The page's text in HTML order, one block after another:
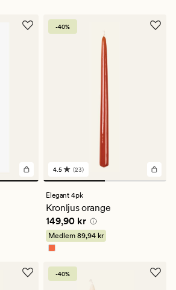
-40%
23
omdömen
med
ett
genomsnittligt
betyg
på
4.5
4.5 (23)
Elegant 4pk
Kronljus orange
Pris 149,90 kr
149,90 kr
Medlem 89,94 kr
-40%